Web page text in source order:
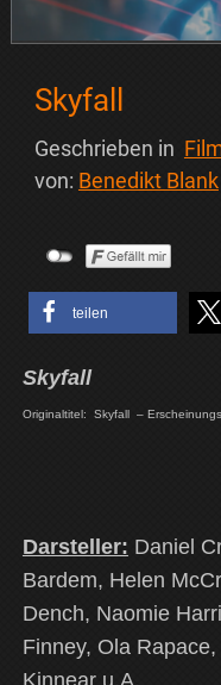
Skyfall
Geschrieben in
von: Benedikt Blank
teilen
Skyfall
Originaltitel: Skyfall –
Darsteller: Daniel
Bardem, Helen
Dench, Naomie
Finney, Ola